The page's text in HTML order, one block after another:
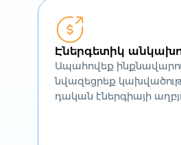
Էներգետիկ
Ապահովեք
նվազեցրեք
դական էներգիայի